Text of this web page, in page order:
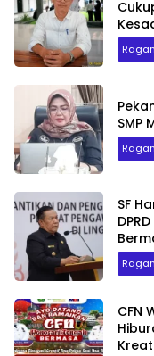
SMP
SF
CFN